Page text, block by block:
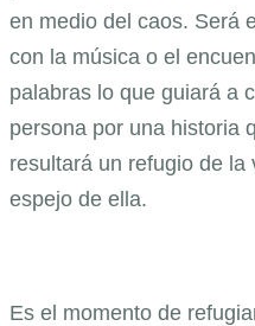
en medio del caos. Será
con la música o el
palabras lo que guiará a
persona por una historia
resultará un refugio de la
espejo de ella.
Es el momento de